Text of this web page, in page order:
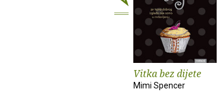
Vitka bez dijete
Mimi Spencer